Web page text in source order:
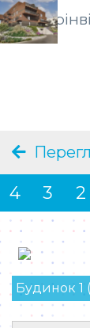
Ціна
Кімнат
Поверх
4 3 2
Будинок 1